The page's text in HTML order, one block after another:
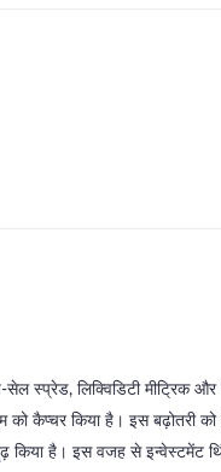
सेल स्प्रेड, लिक्विडिटी मीट्रिक
को कैप्चर किया है। इस बढ़ोतरी
किया है। इस वजह से इन्वेस्टमेंट